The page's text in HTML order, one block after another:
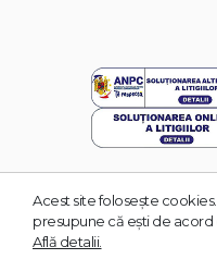
© 2026 Grupul Editorial
Acest site foloseşte
presupune că eşti de
Află detalii.